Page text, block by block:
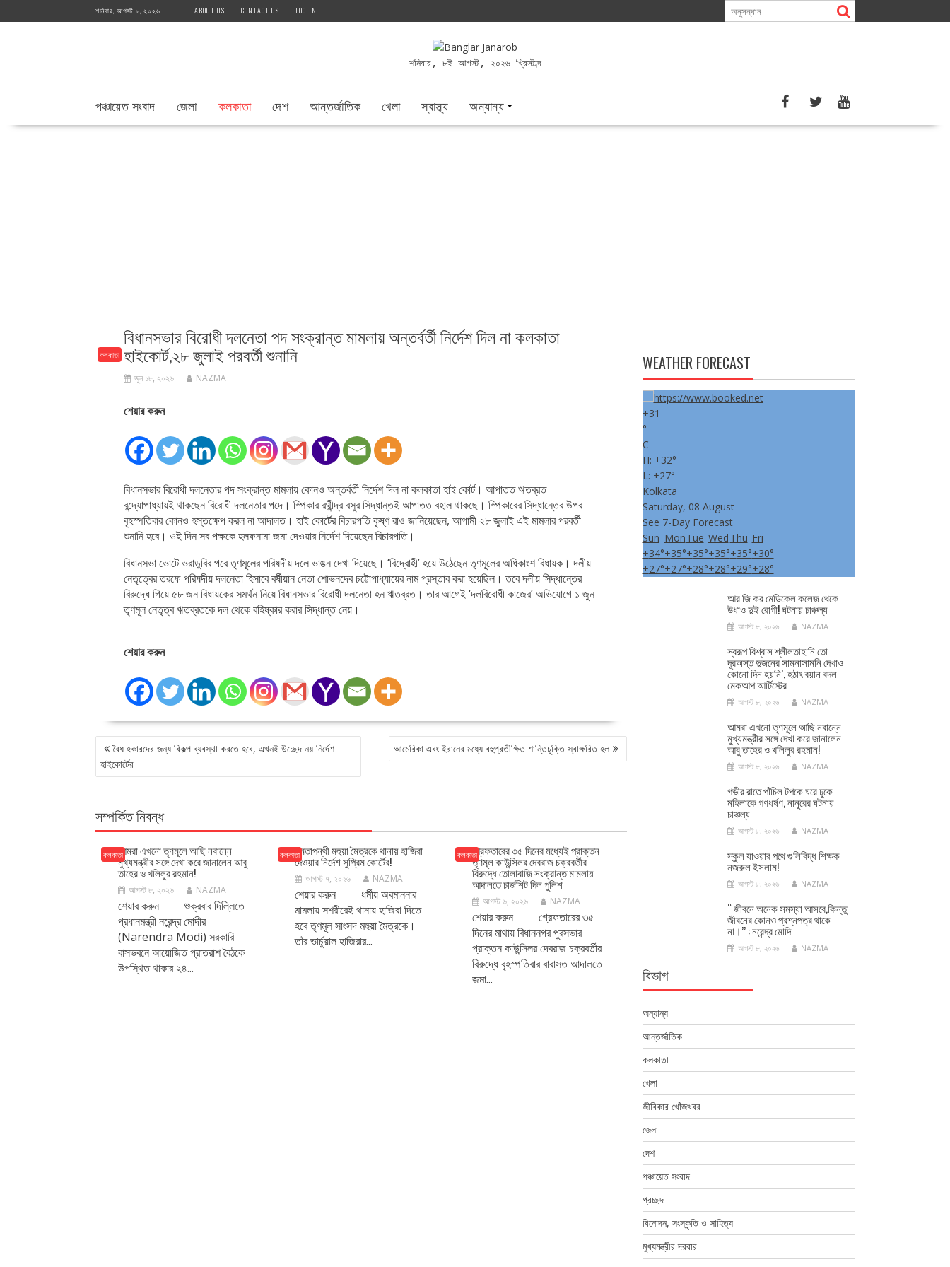
to
শনিবার, আগস্ট ৮, ২০২৬ ABOUT US CONTACT US LOG IN
শনিবার, ৮ই আগস্ট, ২০২৬ খ্রিস্টাব্দ
পঞ্চায়েত সংবাদ জেলা কলকাতা দেশ আন্তর্জাতিক খেলা স্বাস্থ্য অন্যান্য
কলকাতা
বিধানসভার বিরোধী দলনেতা পদ সংক্রান্ত মামলায় অন্তর্বর্তী নির্দেশ দিল না কলকাতা
হাইকোর্ট,২৮ জুলাই পরবর্তী শুনানি
জুন ১৮, ২০২৬ NAZMA
শেয়ার করুন
বিধানসভার বিরোধী দলনেতার পদ সংক্রান্ত মামলায় কোনও অন্তর্বর্তী নির্দেশ দিল না কলকাতা হাই কোর্ট। আপাতত ঋতব্রত
বন্দ্যোপাধ্যায়ই থাকছেন বিরোধী দলনেতার পদে। স্পিকার রথীন্দ্র বসুর সিদ্ধান্তই আপাতত বহাল থাকছে। স্পিকারের সিদ্ধান্তের উপর
বৃহস্পতিবার কোনও হস্তক্ষেপ করল না আদালত। হাই কোর্টের বিচারপতি কৃষ্ণ রাও জানিয়েছেন, আগামী ২৮ জুলাই এই মামলার পরবর্তী
শুনানি হবে। ওই দিন সব পক্ষকে হলফনামা জমা দেওয়ার নির্দেশ দিয়েছেন বিচারপতি।
বিধানসভা ভোটে ভরাডুবির পরে তৃণমূলের পরিষদীয় দলে ভাঙন দেখা দিয়েছে। ‘বিদ্রোহী’ হয়ে উঠেছেন তৃণমূলের অধিকাংশ বিধায়ক। দলীয়
নেতৃত্বের তরফে পরিষদীয় দলনেতা হিসাবে বর্ষীয়ান নেতা শোভনদেব চট্টোপাধ্যায়ের নাম প্রস্তাব করা হয়েছিল। তবে দলীয় সিদ্ধান্তের
বিরুদ্ধে গিয়ে ৫৮ জন বিধায়কের সমর্থন নিয়ে বিধানসভার বিরোধী দলনেতা হন ঋতব্রত। তার আগেই ‘দলবিরোধী কাজের’ অভিযোগে ১ জুন
তৃণমূল নেতৃত্ব ঋতব্রতকে দল থেকে বহিষ্কার করার সিদ্ধান্ত নেয়।
শেয়ার করুন
POST
NAVIGATION
বৈধ হকারদের জন্য বিকল্প ব্যবস্থা করতে হবে, এখনই উচ্ছেদ নয় নির্দেশ
হাইকোর্টের
আমেরিকা এবং ইরানের মধ্যে বহুপ্রতীক্ষিত শান্তিচুক্তি স্বাক্ষরিত হল
সম্পর্কিত নিবন্ধ
কলকাতাআমরা এখনো তৃণমূলে আছি নবান্নে
মুখ্যমন্ত্রীর সঙ্গে দেখা করে জানালেন আবু
তাহের ও খলিলুর রহমান!
আগস্ট ৮, ২০২৬ NAZMA
শেয়ার করুন শুক্রবার দিল্লিতে
প্রধানমন্ত্রী নরেন্দ্র মোদীর
(Narendra Modi) সরকারি
বাসভবনে আয়োজিত প্রাতরাশ বৈঠকে
উপস্থিত থাকার ২৪...
কলকাতামমতাপন্থী মহুয়া মৈত্রকে থানায় হাজিরা
দেওয়ার নির্দেশ সুপ্রিম কোর্টের!
আগস্ট ৭, ২০২৬ NAZMA
শেয়ার করুন ধর্মীয় অবমাননার
মামলায় সশরীরেই থানায় হাজিরা দিতে
হবে তৃণমূল সাংসদ মহুয়া মৈত্রকে।
তাঁর ভার্চুয়াল হাজিরার...
কলকাতাগ্রেফতারের ৩৫ দিনের মধ্যেই প্রাক্তন
তৃণমূল কাউন্সিলর দেবরাজ চক্রবর্তীর
বিরুদ্ধে তোলাবাজি সংক্রান্ত মামলায়
আদালতে চার্জশিট দিল পুলিশ
আগস্ট ৬, ২০২৬ NAZMA
শেয়ার করুন গ্রেফতারের ৩৫
দিনের মাথায় বিধাননগর পুরসভার
প্রাক্তন কাউন্সিলর দেবরাজ চক্রবর্তীর
বিরুদ্ধে বৃহস্পতিবার বারাসত আদালতে
জমা...
WEATHER FORECAST
+31
°
C
H: +32°
L: +27°
Kolkata
Saturday, 08 August
See 7-Day Forecast
Sun MonTue Wed Thu Fri
+34°+35°+35°+35°+35°+30°
+27°+27°+28°+28°+29°+28°
আর জি কর মেডিকেল কলেজ থেকে
উধাও দুই রোগী! ঘটনায় চাঞ্চল্য
আগস্ট ৮, ২০২৬ NAZMA
স্বরূপ বিশ্বাস শ্লীলতাহানি তো
দূরঅস্ত দুজনের সামনাসামনি দেখাও
কোনো দিন হয়নি’, হঠাৎ বয়ান বদল
মেকআপ আর্টিস্টের
আগস্ট ৮, ২০২৬ NAZMA
আমরা এখনো তৃণমূলে আছি নবান্নে
মুখ্যমন্ত্রীর সঙ্গে দেখা করে জানালেন
আবু তাহের ও খলিলুর রহমান!
আগস্ট ৮, ২০২৬ NAZMA
গভীর রাতে পাঁচিল টপকে ঘরে ঢুকে
মহিলাকে গণধর্ষণ, নানুরের ঘটনায়
চাঞ্চল্য
আগস্ট ৮, ২০২৬ NAZMA
স্কুল যাওয়ার পথে গুলিবিদ্ধ শিক্ষক
নজরুল ইসলাম!
আগস্ট ৮, ২০২৬ NAZMA
‘‘ জীবনে অনেক সমস্যা আসবে,কিন্তু
জীবনের কোনও প্রশ্নপত্র থাকে
না।’’ : নরেন্দ্র মোদি
আগস্ট ৮, ২০২৬ NAZMA
বিভাগ
অন্যান্য
আন্তর্জাতিক
কলকাতা
খেলা
জীবিকার খোঁজখবর
জেলা
দেশ
পঞ্চায়েত সংবাদ
প্রচ্ছদ
বিনোদন, সংস্কৃতি ও সাহিত্য
মুখ্যমন্ত্রীর দরবার